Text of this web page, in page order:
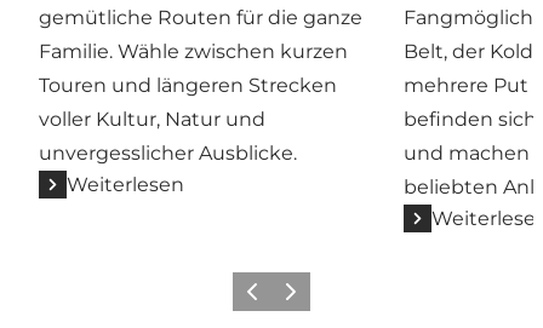
gemütliche Routen für die ganze
Familie. Wähle zwischen kurzen
Touren und längeren Strecken
voller Kultur, Natur und
unvergesslicher Ausblicke.
Weiterlesen
Belt, der
mehrere Put
befinden sich
und machen
beliebten
Vorherige Folie
Nächste Folie